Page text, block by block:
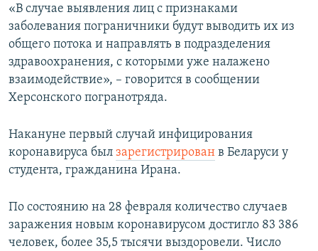
«В случае выявления лиц с признаками
заболевания пограничники будут выводить их из
общего потока и направлять в подразделения
здравоохранения, с которыми уже налажено
взаимодействие», – говорится в сообщении
Херсонского погранотряда.
Накануне первый случай инфицирования
коронавируса был зарегистрирован в Беларуси у
студента, гражданина Ирана.
По состоянию на 28 февраля количество случаев
заражения новым коронавирусом достигло 83 386
человек, более 35,5 тысячи выздоровели. Число